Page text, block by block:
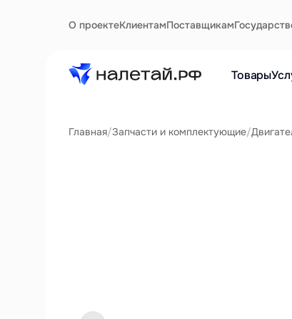
О проектеКлиентамПоставщикам
Товары
Главная/Запчасти и комплектующие/